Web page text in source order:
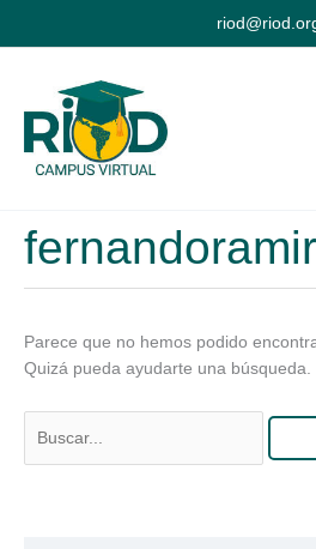
Parece que no hemos podido
Quizá pueda ayudarte una búsqueda.
por: